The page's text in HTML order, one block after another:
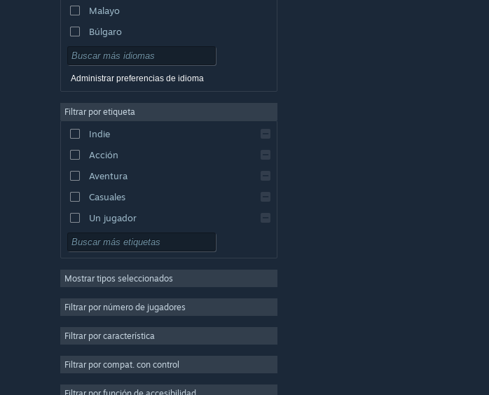
Malayo
Búlgaro
Checo
Danés
Inglés
Español (España)
Griego
Administrar preferencias de idioma
Filtrar por etiqueta
Indie
Acción
Aventura
Casuales
Un jugador
Simuladores
Estrategia
3D
Free to Play
Mostrar tipos seleccionados
Filtrar por número de jugadores
Filtrar por característica
Filtrar por compat. con control